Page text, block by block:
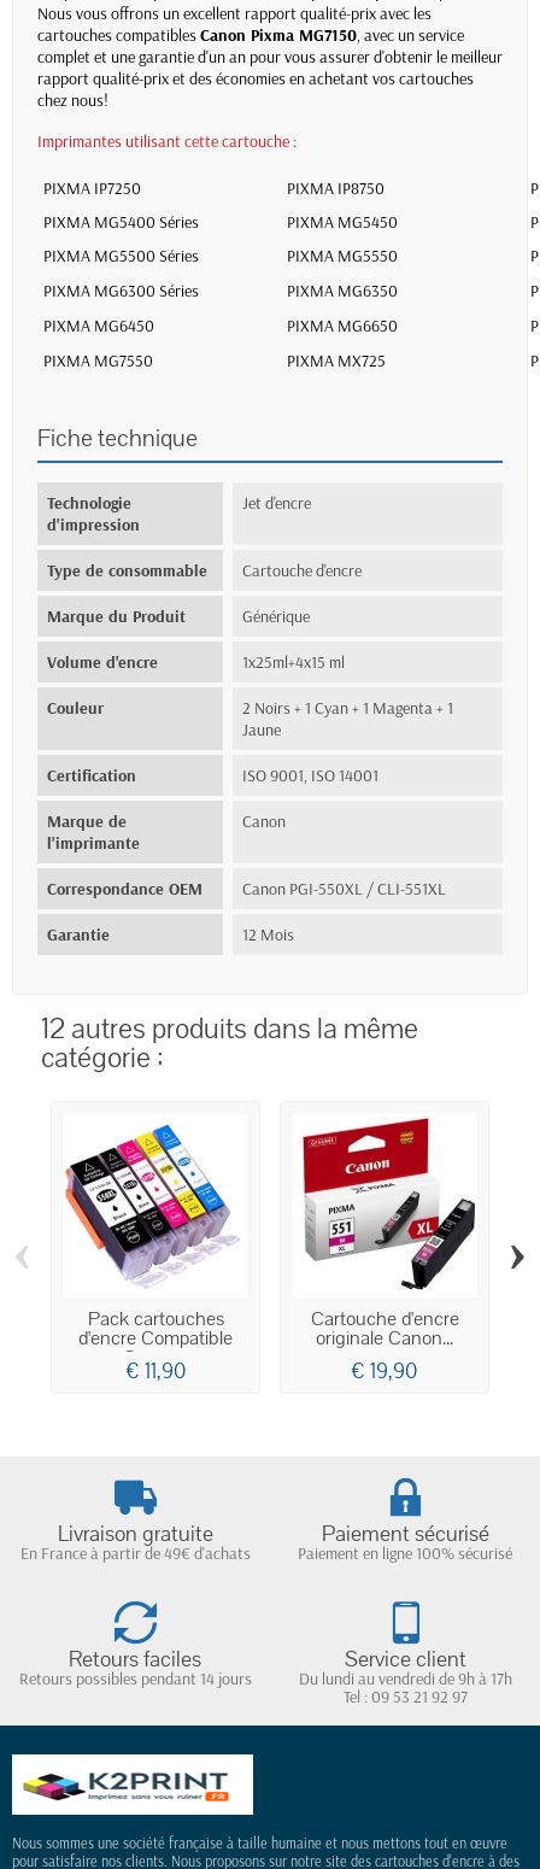
Nous vous offrons un excellent rapport qualité-prix avec les
cartouches compatiblesCanon Pixma MG7150, avec un service
complet et une garantie d'un an pour vous assurer d'obtenir le meilleur
rapport qualité-prix et des économies en achetant vos cartouches
chez nous!
Imprimantes utilisant cette cartouche :
PIXMA IP7250 PIXMA IP8750
PIXMA MG5400 Séries
PIXMA MG5450
PIXMA MG5500 Séries
PIXMA MG5550
PIXMA MG6300 Séries
PIXMA MG6350
PIXMA MG6450
PIXMA MG6650
PIXMA MG7550
PIXMA MX725
Fiche technique
Technologie
d'impression
Jet d'encre
Type de consommable Cartouche d'encre
Marque du Produit Générique
Volume d'encre 1x25ml+4x15 ml
Couleur
2 Noirs + 1 Cyan + 1 Magenta + 1
Jaune
Certification ISO 9001, ISO 14001
Marque de
l'imprimante
Canon
Correspondance OEM Canon PGI-550XL / CLI-551XL
Garantie 12 Mois
12 autres produits dans la même
catégorie :
Pack cartouches
d'encre Compatible
Canon...
€ 11,90
Cartouche d'encre
originale Canon...
€ 19,90
‹ ›
Livraison gratuite
En France à partir de 49€ d'achats
Paiement sécurisé
Paiement en ligne 100% sécurisé
Retours faciles
Retours possibles pendant 14 jours
Service client
Du lundi au vendredi de 9h à 17h
Tel : 09 53 21 92 97
Nous sommes une société française à taille humaine et nous mettons tout en œuvre
pour satisfaire nos clients. Nous proposons sur notre site des cartouches d'encre à des